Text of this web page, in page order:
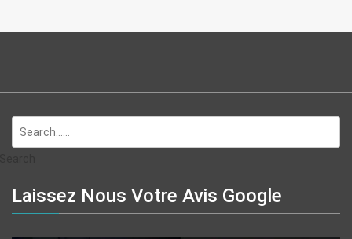
Laissez Nous Votre Avis Google